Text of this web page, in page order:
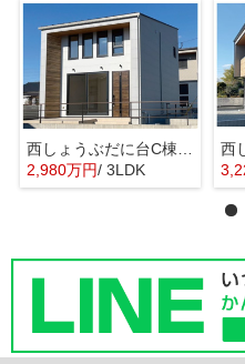
2,980万円/ 3LDK